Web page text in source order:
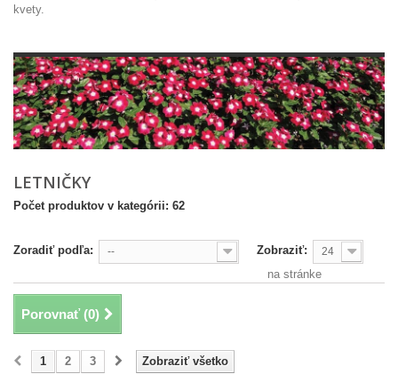
kvety.
LETNIČKY
Počet produktov v kategórii: 62
Zoradiť podľa: -- Zobraziť: 24
na stránke
Porovnať (0)
Zobraziť všetko
1 2 3